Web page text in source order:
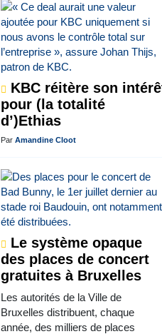
KBC réitère son
pour (la totalité
d’)Ethias
Par Amandine Cloot
Le système opaque
des places de concert
gratuites à Bruxelles
Les autorités de la Ville de
Bruxelles distribuent, chaque
année, des milliers de places